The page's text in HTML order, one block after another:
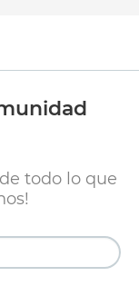
todo lo que